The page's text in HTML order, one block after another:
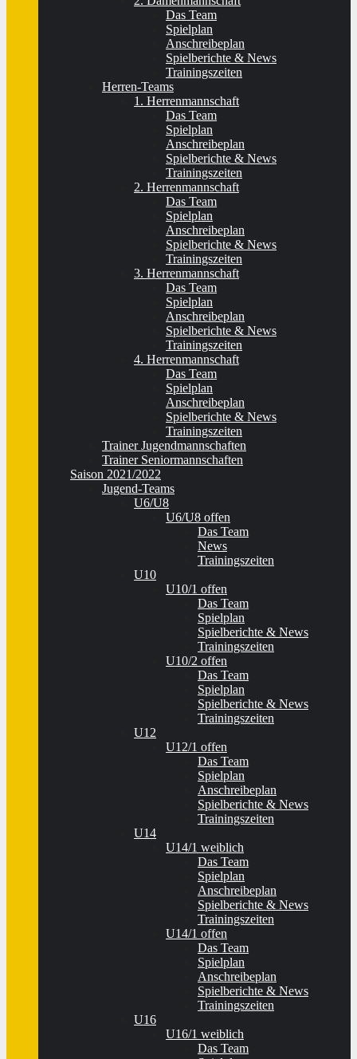
Das Team
Spielplan
Anschreibeplan
Spielberichte & News
Trainingszeiten
Herren-Teams
1. Herrenmannschaft
Das Team
Spielplan
Anschreibeplan
Spielberichte & News
Trainingszeiten
2. Herrenmannschaft
Das Team
Spielplan
Anschreibeplan
Spielberichte & News
Trainingszeiten
3. Herrenmannschaft
Das Team
Spielplan
Anschreibeplan
Spielberichte & News
Trainingszeiten
4. Herrenmannschaft
Das Team
Spielplan
Anschreibeplan
Spielberichte & News
Trainingszeiten
Trainer Jugendmannschaften
Trainer Seniormannschaften
Saison 2021/2022
Jugend-Teams
U6/U8
U6/U8 offen
Das Team
News
Trainingszeiten
U10
U10/1 offen
Das Team
Spielplan
Spielberichte & News
Trainingszeiten
U10/2 offen
Das Team
Spielplan
Spielberichte & News
Trainingszeiten
U12
U12/1 offen
Das Team
Spielplan
Anschreibeplan
Spielberichte & News
Trainingszeiten
U14
U14/1 weiblich
Das Team
Spielplan
Anschreibeplan
Spielberichte & News
Trainingszeiten
U14/1 offen
Das Team
Spielplan
Anschreibeplan
Spielberichte & News
Trainingszeiten
U16
U16/1 weiblich
Das Team